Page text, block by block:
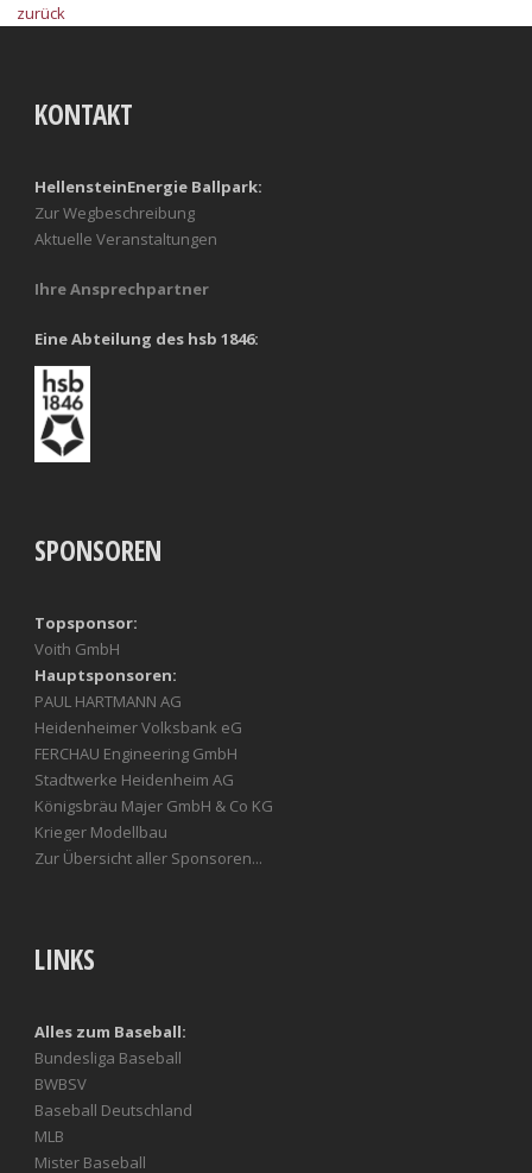
zurück
KONTAKT
HellensteinEnergie Ballpark:
Zur Wegbeschreibung
Aktuelle Veranstaltungen
Ihre Ansprechpartner
Eine Abteilung des hsb 1846:
SPONSOREN
Topsponsor:
Voith GmbH
Hauptsponsoren:
PAUL HARTMANN AG
Heidenheimer Volksbank eG
FERCHAU Engineering GmbH
Stadtwerke Heidenheim AG
Königsbräu Majer GmbH & Co KG
Krieger Modellbau
Zur Übersicht aller Sponsoren...
LINKS
Alles zum Baseball:
Bundesliga Baseball
BWBSV
Baseball Deutschland
MLB
Mister Baseball